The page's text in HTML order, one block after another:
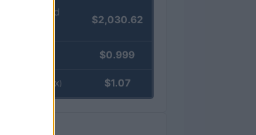
kpk ETH Yield
$2,030.62
$0.999
(USDEX) $1.07